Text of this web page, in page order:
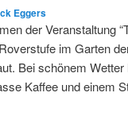
Eggers
der Veranstaltung
im Garten
Bei schönem
Kaffee und einem